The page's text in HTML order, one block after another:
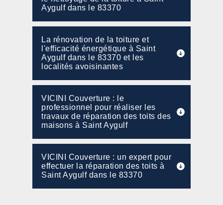
Aygulf dans le 83370
La rénovation de la toiture et
l'efficacité énergétique à Saint
Aygulf dans le 83370 et les
localités avoisinantes
VICINI Couverture : le
professionnel pour réaliser les
travaux de réparation des toits des
maisons à Saint Aygulf
VICINI Couverture : un expert pour
effectuer la réparation des toits à
Saint Aygulf dans le 83370